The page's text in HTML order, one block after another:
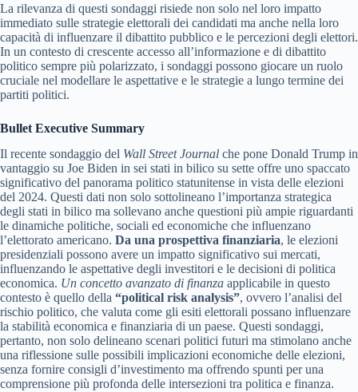
La rilevanza di questi sondaggi risiede non solo nel loro impatto
immediato sulle strategie elettorali dei candidati ma anche nella loro
capacità di influenzare il dibattito pubblico e le percezioni degli elettori.
In un contesto di crescente accesso all’informazione e di dibattito
politico sempre più polarizzato, i sondaggi possono giocare un ruolo
cruciale nel modellare le aspettative e le strategie a lungo termine dei
partiti politici.
Bullet Executive Summary
Il recente sondaggio del Wall Street Journal che pone Donald Trump in
vantaggio su Joe Biden in sei stati in bilico su sette offre uno spaccato
significativo del panorama politico statunitense in vista delle elezioni
del 2024. Questi dati non solo sottolineano l’importanza strategica
degli stati in bilico ma sollevano anche questioni più ampie riguardanti
le dinamiche politiche, sociali ed economiche che influenzano
l’elettorato americano. Da una prospettiva finanziaria, le elezioni
presidenziali possono avere un impatto significativo sui mercati,
influenzando le aspettative degli investitori e le decisioni di politica
economica. Un concetto avanzato di finanza applicabile in questo
contesto è quello della “political risk analysis”, ovvero l’analisi del
rischio politico, che valuta come gli esiti elettorali possano influenzare
la stabilità economica e finanziaria di un paese. Questi sondaggi,
pertanto, non solo delineano scenari politici futuri ma stimolano anche
una riflessione sulle possibili implicazioni economiche delle elezioni,
senza fornire consigli d’investimento ma offrendo spunti per una
comprensione più profonda delle intersezioni tra politica e finanza.